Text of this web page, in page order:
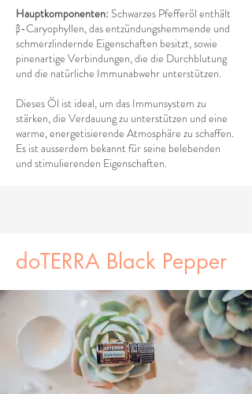
Hauptkomponenten: Schwarzes Pfefferöl enthält
β-Caryophyllen, das entzündungshemmende und
schmerzlindernde Eigenschaften besitzt, sowie
pinenartige Verbindungen, die die Durchblutung
und die natürliche Immunabwehr unterstützen.
Dieses Öl ist ideal, um das Immunsystem zu
stärken, die Verdauung zu unterstützen und eine
warme, energetisierende Atmosphäre zu schaffen.
Es ist ausserdem bekannt für seine belebenden
und stimulierenden Eigenschaften.
doTERRA Black Pepper